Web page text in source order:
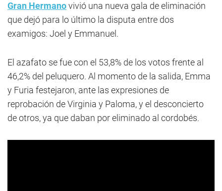
Gran Hermanovivió una nueva gala de eliminación
que dejó para lo último la disputa entre dos
examigos: Joel y Emmanuel.
El azafato se fue con el 53,8% de los votos frente al
46,2% del peluquero. Al momento de la salida, Emma
y Furia festejaron, ante las expresiones de
reprobación de Virginia y Paloma, y el desconcierto
de otros, ya que daban por eliminado al cordobés.